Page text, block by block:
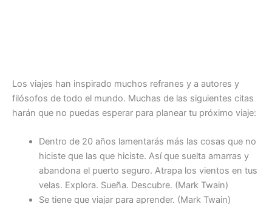
Los viajes han inspirado muchos refranes y a autores y
filósofos de todo el mundo. Muchas de las siguientes citas
harán que no puedas esperar para planear tu próximo viaje:
Dentro de 20 años lamentarás más las cosas que no
hiciste que las que hiciste. Así que suelta amarras y
abandona el puerto seguro. Atrapa los vientos en tus
velas. Explora. Sueña. Descubre. (Mark Twain)
Se tiene que viajar para aprender. (Mark Twain)